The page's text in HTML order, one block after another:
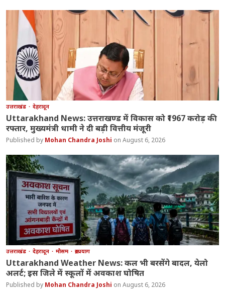
उत्तराखंड देहरादून
Uttarakhand News: उत्तराखण्ड में विकास को ₹1967 करोड़ की
रफ्तार, मुख्यमंत्री धामी ने दी बड़ी वित्तीय मंजूरी
Mohan Chandra Joshi August 6, 2026
उत्तराखंड देहरादून मौसम रुद्रप्रयाग
Uttarakhand Weather News: कल भी बरसेंगे बादल, येलो
अलर्ट; इस जिले में स्कूलों में अवकाश घोषित
Mohan Chandra Joshi August 6, 2026